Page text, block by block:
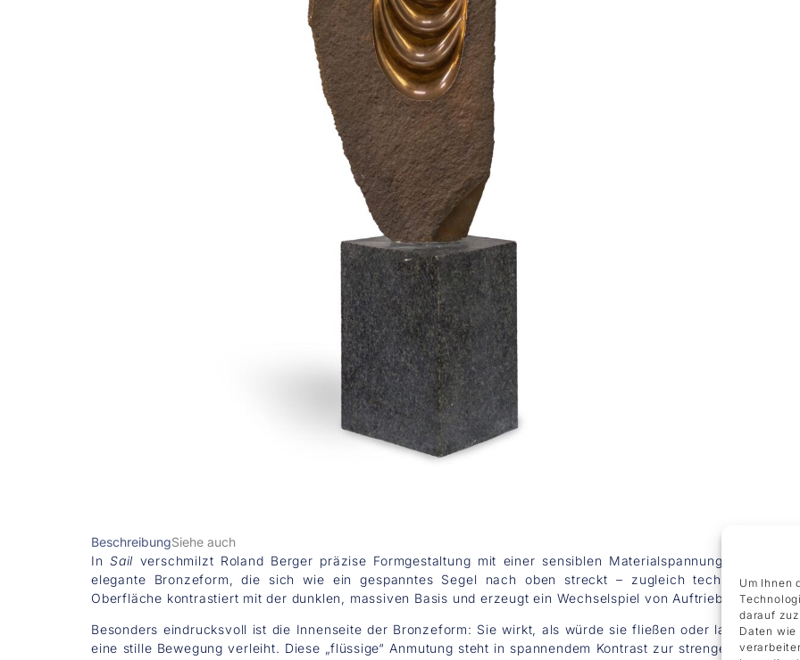
Um Ihnen
darauf
Daten wie
BeschreibungSiehe auch
InSail verschmilzt Roland Berger präzise Formgestaltung mit einer sensiblen Materialspannung. Aus
elegante Bronzeform, die sich wie ein gespanntes Segel nach oben streckt – zugleich technisch klar
Oberfläche kontrastiert mit der dunklen, massiven Basis und erzeugt ein Wechselspiel von Auftrieb und
Besonders eindrucksvoll ist die Innenseite der Bronzeform: Sie wirkt, als würde sie fließen oder langsam
eine stille Bewegung verleiht. Diese „flüssige“ Anmutung steht in spannendem Kontrast zur strengen